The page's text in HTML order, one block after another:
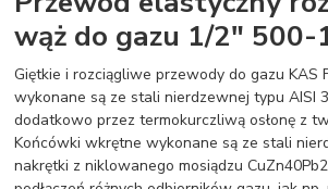
wąż do gazu 1/2" 500-
Giętkie i rozciągliwe przewody do gazu KAS
wykonane są ze stali nierdzewnej typu AISI
dodatkowo przez termokurczliwą osłonę z
Końcówki wkrętne wykonane są ze stali
nakrętki z niklowanego mosiądzu